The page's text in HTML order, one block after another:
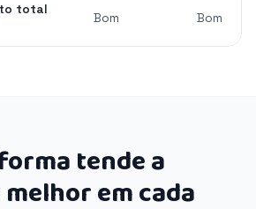
total
Bom Bom
tende a
em cada